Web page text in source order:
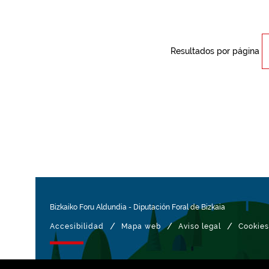
Resultados por página
Bizkaiko Foru Aldundia - Diputación Foral de Bizkaia
Accesibilidad / Mapa web / Aviso legal / Cookies